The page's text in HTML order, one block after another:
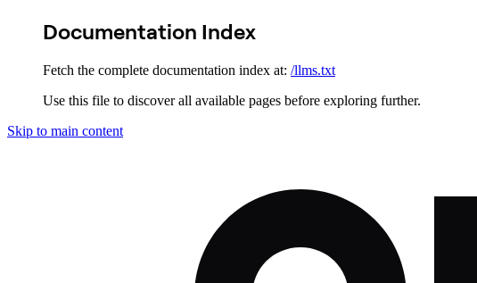
Documentation Index
Fetch the complete documentation index at: /llms.txt
Use this file to discover all available pages before exploring further.
Skip to main content